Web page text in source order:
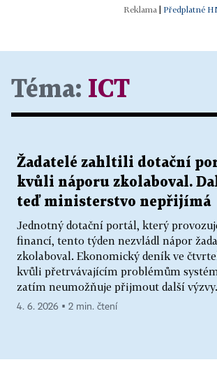
Předplatné
Téma: ICT
Žadatelé zahltili dotační
kvůli náporu zkolaboval.
teď ministerstvo nepřijímá
Jednotný dotační portál, který
financí, tento týden nezvládl nápor
zkolaboval. Ekonomický deník ve
kvůli přetrvávajícím problémům
zatím neumožňuje přijmout další
4. 6. 2026 ▪ 2 min. čtení